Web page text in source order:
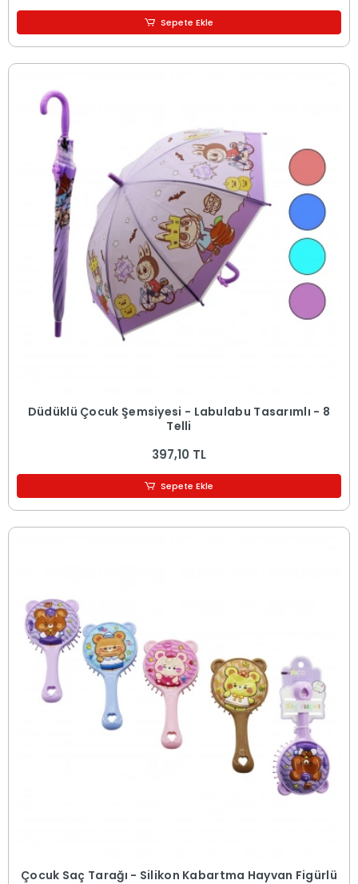
Sepete Ekle
Düdüklü Çocuk Şemsiyesi - Labulabu Tasarımlı - 8
Telli
397,10 TL
Sepete Ekle
Çocuk Saç Tarağı - Silikon Kabartma Hayvan Figürlü